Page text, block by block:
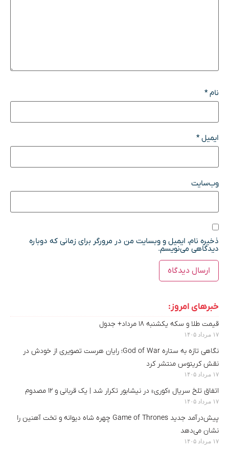
نام*
ایمیل*
وب‌سایت
ذخیره نام، ایمیل و وبسایت من در مرورگر برای زمانی که دوباره
دیدگاهی می‌نویسم.
خبرهای امروز:
قیمت طلا و سکه یکشنبه ۱۸ مرداد+ جدول
۱۷ مرداد ۱۴۰۵
نگاهی تازه به ستاره God of War؛ رایان هرست تصویری از خودش در
نقش کریتوس منتشر کرد
۱۷ مرداد ۱۴۰۵
اتفاق تلخ سریال «کوری» در نیشابور تکرار شد | یک قربانی و ۱۲ مصدوم
۱۷ مرداد ۱۴۰۵
پیش‌درآمد جدید Game of Thrones چهره شاه دیوانه و تخت آهنین را
نشان می‌دهد
۱۷ مرداد ۱۴۰۵